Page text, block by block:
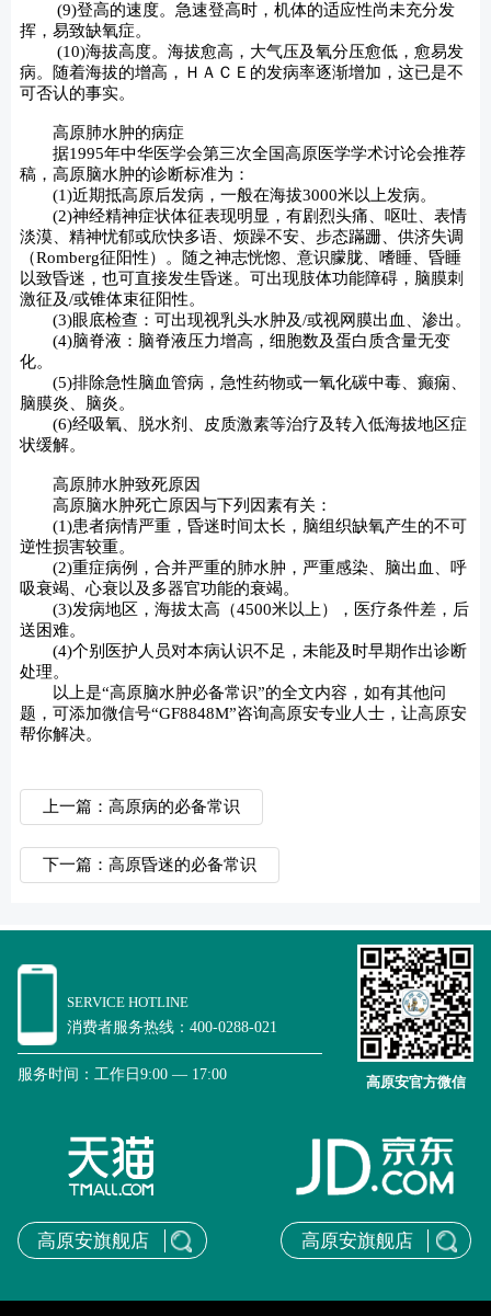
(9)登高的速度。急速登高时，机体的适应性尚未充分发
挥，易致缺氧症。
(10)海拔高度。海拔愈高，大气压及氧分压愈低，愈易发
病。随着海拔的增高，ＨＡＣＥ的发病率逐渐增加，这已是不
可否认的事实。
高原肺水肿的病症
据1995年中华医学会第三次全国高原医学学术讨论会推荐
稿，高原脑水肿的诊断标准为：
(1)近期抵高原后发病，一般在海拔3000米以上发病。
(2)神经精神症状体征表现明显，有剧烈头痛、呕吐、表情
淡漠、精神忧郁或欣快多语、烦躁不安、步态蹣跚、供济失调
（Romberg征阳性）。随之神志恍惚、意识朦胧、嗜睡、昏睡
以致昏迷，也可直接发生昏迷。可出现肢体功能障碍，脑膜刺
激征及/或锥体束征阳性。
(3)眼底检查：可出现视乳头水肿及/或视网膜出血、渗出。
(4)脑脊液：脑脊液压力增高，细胞数及蛋白质含量无变
化。
(5)排除急性脑血管病，急性药物或一氧化碳中毒、癫痫、
脑膜炎、脑炎。
(6)经吸氧、脱水剂、皮质激素等治疗及转入低海拔地区症
状缓解。
高原肺水肿致死原因
高原脑水肿死亡原因与下列因素有关：
(1)患者病情严重，昏迷时间太长，脑组织缺氧产生的不可
逆性损害较重。
(2)重症病例，合并严重的肺水肿，严重感染、脑出血、呼
吸衰竭、心衰以及多器官功能的衰竭。
(3)发病地区，海拔太高（4500米以上），医疗条件差，后
送困难。
(4)个别医护人员对本病认识不足，未能及时早期作出诊断
处理。
以上是“高原脑水肿必备常识”的全文内容，如有其他问
题，可添加微信号“GF8848M”咨询高原安专业人士，让高原安
帮你解决。
上一篇：高原病的必备常识
下一篇：高原昏迷的必备常识
SERVICE HOTLINE
消费者服务热线：400-0288-021
服务时间：工作日9:00 — 17:00 高原安官方微信
高原安旗舰店 高原安旗舰店